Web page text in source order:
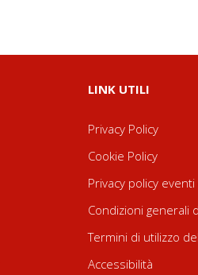
LINK UTILI
Privacy Policy
Cookie Policy
Privacy policy
Condizioni generali
Termini di utilizzo
Accessibilità